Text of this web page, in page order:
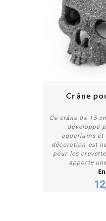
Crâne
Ce crâne de 15
développé
aquariums et
décoration est
pour les
apporte